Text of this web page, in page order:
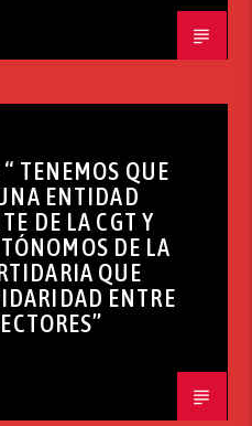
TENEMOS QUE
ENTIDAD
DE LA CGT Y
DE LA
QUE
ENTRE